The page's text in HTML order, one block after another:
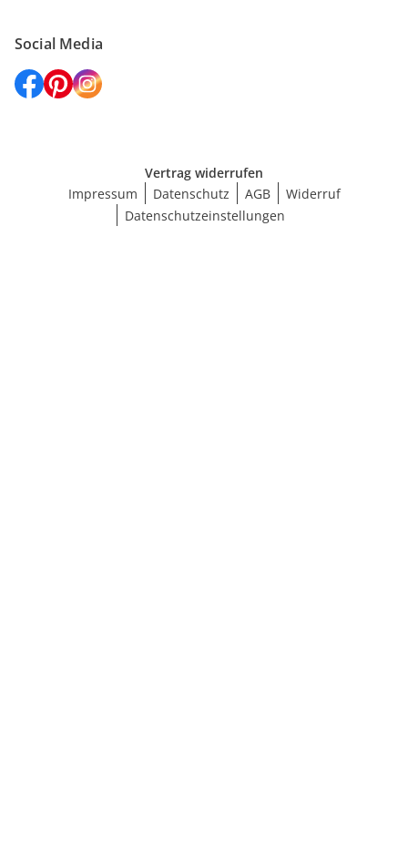
Social Media
Vertrag widerrufen
Impressum
Datenschutz AGB
Widerruf
Datenschutzeinstellungen